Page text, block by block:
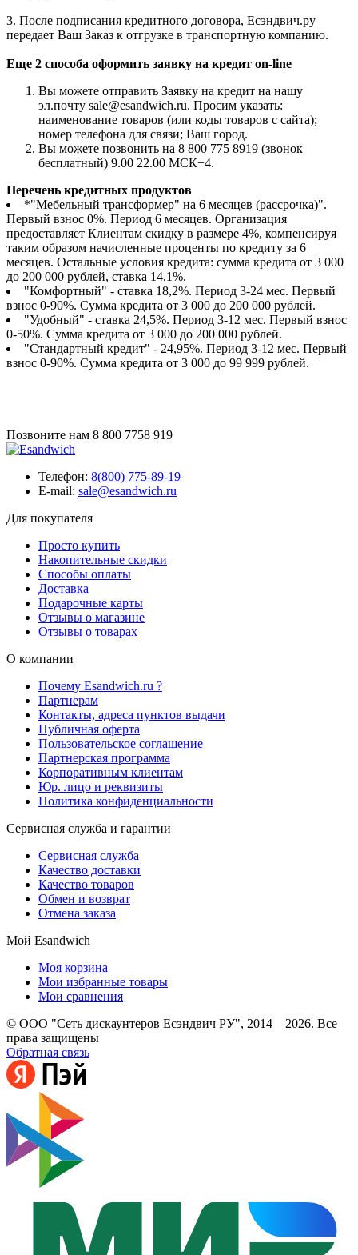
3. После подписания кредитного договора, Есэндвич.ру
передает Ваш Заказ к отгрузке в транспортную компанию.
Еще 2 способа оформить заявку на кредит on-line
Вы можете отправить Заявку на кредит на нашу
эл.почту sale@esandwich.ru. Просим указать:
наименование товаров (или коды товаров с сайта);
номер телефона для связи; Ваш город.
Вы можете позвонить на 8 800 775 8919 (звонок
бесплатный) 9.00 22.00 МСК+4.
Перечень кредитных продуктов
*"Мебельный трансформер" на 6 месяцев (рассрочка)".
Первый взнос 0%. Период 6 месяцев. Организация
предоставляет Клиентам скидку в размере 4%, компенсируя
таким образом начисленные проценты по кредиту за 6
месяцев. Остальные условия кредита: сумма кредита от 3 000
до 200 000 рублей, ставка 14,1%.
"Комфортный" - ставка 18,2%. Период 3-24 мес. Первый
взнос 0-90%. Сумма кредита от 3 000 до 200 000 рублей.
"Удобный" - ставка 24,5%. Период 3-12 мес. Первый взнос
0-50%. Сумма кредита от 3 000 до 200 000 рублей.
"Стандартный кредит" - 24,95%. Период 3-12 мес. Первый
взнос 0-90%. Сумма кредита от 3 000 до 99 999 рублей.
Позвоните нам 8 800 7758 919
Телефон: 8(800) 775-89-19
E-mail: sale@esandwich.ru
Для покупателя
Просто купить
Накопительные скидки
Способы оплаты
Доставка
Подарочные карты
Отзывы о магазине
Отзывы о товарах
О компании
Почему Esandwich.ru ?
Партнерам
Контакты, адреса пунктов выдачи
Публичная оферта
Пользовательское соглашение
Партнерская программа
Корпоративным клиентам
Юр. лицо и реквизиты
Политика конфиденциальности
Сервисная служба и гарантии
Сервисная служба
Качество доставки
Качество товаров
Обмен и возврат
Отмена заказа
Мой Esandwich
Моя корзина
Мои избранные товары
Мои сравнения
© ООО "Сеть дискаунтеров Есэндвич РУ", 2014—2026. Все
права защищены
Обратная связь